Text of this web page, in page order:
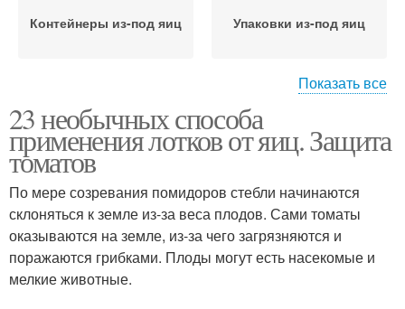
Контейнеры из-под яиц Упаковки из-под яиц
Подставки для яиц
Показать все
23 необычных способа
применения лотков от яиц. Защита
томатов
По мере созревания помидоров стебли начинаются
склоняться к земле из-за веса плодов. Сами томаты
оказываются на земле, из-за чего загрязняются и
поражаются грибками. Плоды могут есть насекомые и
мелкие животные.